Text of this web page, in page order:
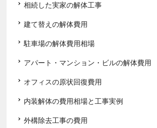
相続した実家の解体工事
建て替えの解体費用
駐車場の解体費用相場
アパート・マンション・ビルの解体費用
オフィスの原状回復費用
内装解体の費用相場と工事実例
外構除去工事の費用